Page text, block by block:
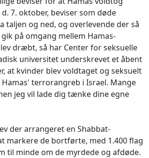
7. oktober, beviser som døde
taljen og ned, og overlevende der så
på omgang mellem Hamas-
dræbt, så har Center for seksuelle
universitet underskrevet et åbent
at kvinder blev voldtaget og seksuelt
terrorangreb i Israel. Mange
jeg vil lade dig tænke dine egne
der arrangeret en Shabbat-
markere de bortførte, med 1.400 flag
til minde om de myrdede og afdøde.